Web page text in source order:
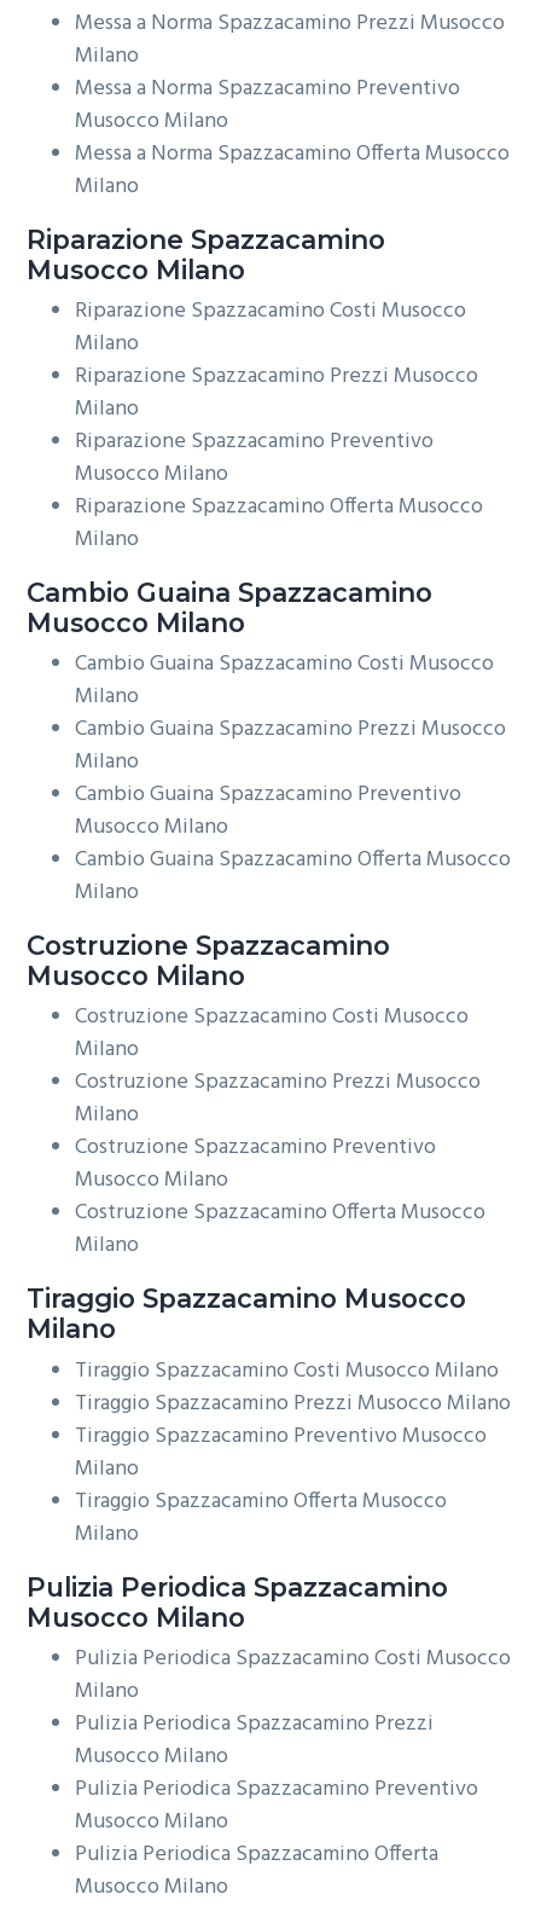
Messa a Norma Spazzacamino Prezzi Musocco
Milano
Messa a Norma Spazzacamino Preventivo
Musocco Milano
Messa a Norma Spazzacamino Offerta Musocco
Milano
Riparazione Spazzacamino
Musocco Milano
Riparazione Spazzacamino Costi Musocco
Milano
Riparazione Spazzacamino Prezzi Musocco
Milano
Riparazione Spazzacamino Preventivo
Musocco Milano
Riparazione Spazzacamino Offerta Musocco
Milano
Cambio Guaina Spazzacamino
Musocco Milano
Cambio Guaina Spazzacamino Costi Musocco
Milano
Cambio Guaina Spazzacamino Prezzi Musocco
Milano
Cambio Guaina Spazzacamino Preventivo
Musocco Milano
Cambio Guaina Spazzacamino Offerta Musocco
Milano
Costruzione Spazzacamino
Musocco Milano
Costruzione Spazzacamino Costi Musocco
Milano
Costruzione Spazzacamino Prezzi Musocco
Milano
Costruzione Spazzacamino Preventivo
Musocco Milano
Costruzione Spazzacamino Offerta Musocco
Milano
Tiraggio Spazzacamino Musocco
Milano
Tiraggio Spazzacamino Costi Musocco Milano
Tiraggio Spazzacamino Prezzi Musocco Milano
Tiraggio Spazzacamino Preventivo Musocco
Milano
Tiraggio Spazzacamino Offerta Musocco
Milano
Pulizia Periodica Spazzacamino
Musocco Milano
Pulizia Periodica Spazzacamino Costi Musocco
Milano
Pulizia Periodica Spazzacamino Prezzi
Musocco Milano
Pulizia Periodica Spazzacamino Preventivo
Musocco Milano
Pulizia Periodica Spazzacamino Offerta
Musocco Milano